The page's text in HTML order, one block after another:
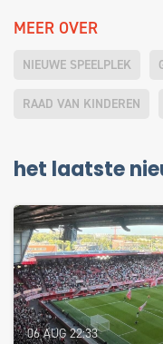
MEER OVER
NIEUWE SPEELPLEK
RAAD VAN KINDEREN
het laatste
06 AUG 22:33